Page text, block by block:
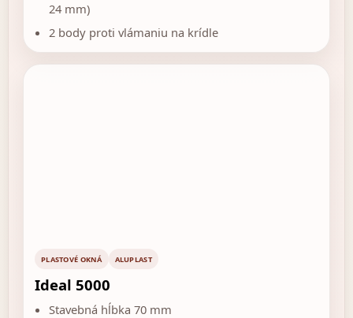
24 mm)
2 body proti vlámaniu na krídle
PLASTOVÉ OKNÁ ALUPLAST
Ideal 5000
Stavebná hĺbka 70 mm